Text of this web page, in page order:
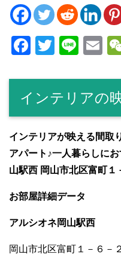
F
c
e
b
o
o
k
T
tt
er
Li
e
E
ail
インテリアの
インテリアが映える間取
アパート♪一人暮らしに
山駅西 岡山市北区富町１
お部屋詳細データ
アルシオネ岡山駅西
岡山市北区富町１－６－